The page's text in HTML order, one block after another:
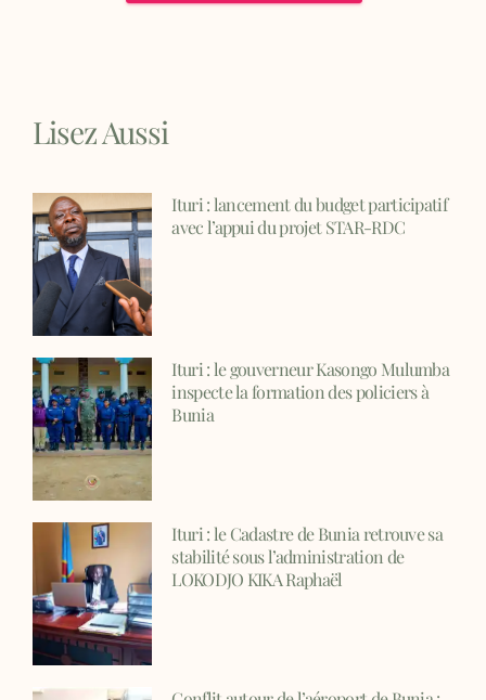
Lisez Aussi
Ituri : lancement du budget participatif
avec l’appui du projet STAR-RDC
Ituri : le gouverneur Kasongo Mulumba
inspecte la formation des policiers à
Bunia
Ituri : le Cadastre de Bunia retrouve sa
stabilité sous l’administration de
LOKODJO KIKA Raphaël